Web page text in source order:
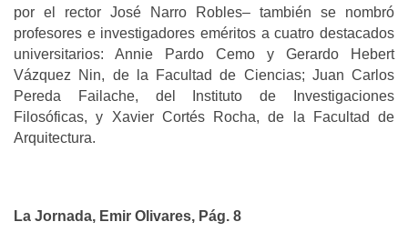
por el rector José Narro Robles– también se nombró
profesores e investigadores eméritos a cuatro destacados
universitarios: Annie Pardo Cemo y Gerardo Hebert
Vázquez Nin, de la Facultad de Ciencias; Juan Carlos
Pereda Failache, del Instituto de Investigaciones
Filosóficas, y Xavier Cortés Rocha, de la Facultad de
Arquitectura.
La Jornada, Emir Olivares, Pág. 8